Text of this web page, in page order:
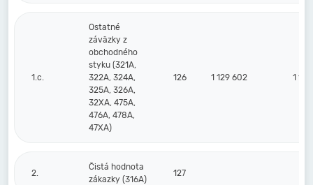
1.c.
Ostatné
záväzky z
obchodného
styku (321A,
322A, 324A,
325A, 326A,
32XA, 475A,
476A, 478A,
47XA)
126 1 129 602 1
2.
Čistá hodnota
zákazky (316A)
127